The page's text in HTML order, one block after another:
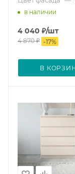
в наличии
4 040 ₽/шт
4 870₽ -17%
В